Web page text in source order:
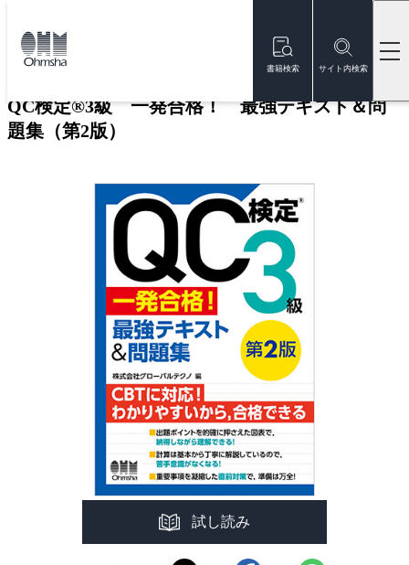
書籍検索 サイト内検索
トップ
QC検定®3級 一発合格！ 最強テキスト＆問
題集（第2版）
試し読み